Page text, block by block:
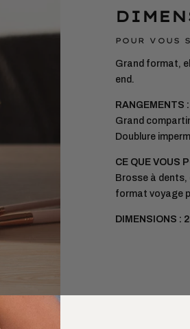
POUR VOUS
Grand format,
end.
RANGEMENTS :
Grand
Doublure
CE QUE VOUS
Brosse à
format voyage
DIMENSIONS :